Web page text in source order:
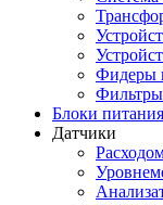
Фидеры
Блоки
Датчики